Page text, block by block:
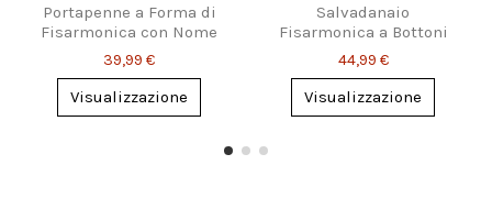
Portapenne a Forma di
Fisarmonica con Nome
Personalizzato
39,99 €
Visualizzazione
Salvadanaio
Fisarmonica a Bottoni
Personalizzato – Regalo
per Musicisti
44,99 €
Visualizzazione